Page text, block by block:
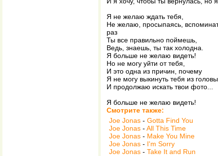
Я не желаю ждать тебя,
Не желаю, просыпаясь,
раз
Ты все правильно поймешь,
Ведь, знаешь, ты так холодна.
Я больше не желаю видеть!
Но не могу уйти от тебя,
И это одна из причин, почему
Я не могу выкинуть тебя из
И продолжаю искать твои фото...
Я больше не желаю видеть!
Смотрите также:
Joe Jonas - Gotta Find You
Joe Jonas - All This Time
Joe Jonas - Make You Mine
Joe Jonas - I'm Sorry
Joe Jonas - Take It and Run